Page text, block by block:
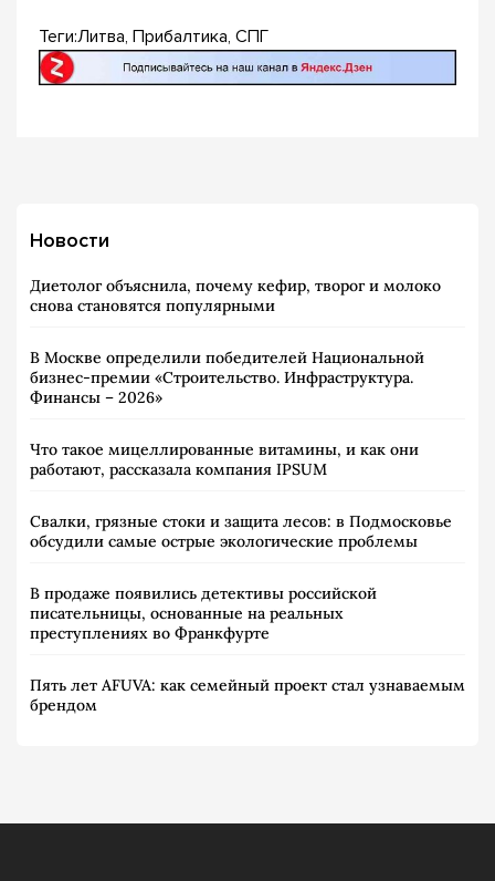
Теги:Литва, Прибалтика, СПГ
Новости
Диетолог объяснила, почему кефир, творог и молоко
снова становятся популярными
В Москве определили победителей Национальной
бизнес-премии «Строительство. Инфраструктура.
Финансы – 2026»
Что такое мицеллированные витамины, и как они
работают, рассказала компания IPSUM
Свалки, грязные стоки и защита лесов: в Подмосковье
обсудили самые острые экологические проблемы
В продаже появились детективы российской
писательницы, основанные на реальных
преступлениях во Франкфурте
Пять лет AFUVA: как семейный проект стал узнаваемым
брендом